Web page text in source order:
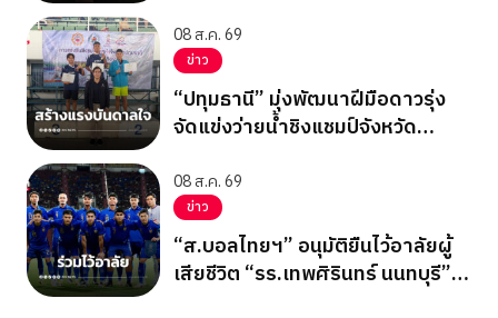
08 ส.ค. 69
ข่าว
“ปทุมธานี” มุ่งพัฒนาฝีมือดาวรุ่ง
จัดแข่งว่ายน้ำชิงแชมป์จังหวัด
08 ส.ค. 69
ข่าว
“ส.บอลไทยฯ” อนุมัติยืนไว้อาลัยผู้
เสียชีวิต “รร.เทพศิรินทร์ นนทบุรี”